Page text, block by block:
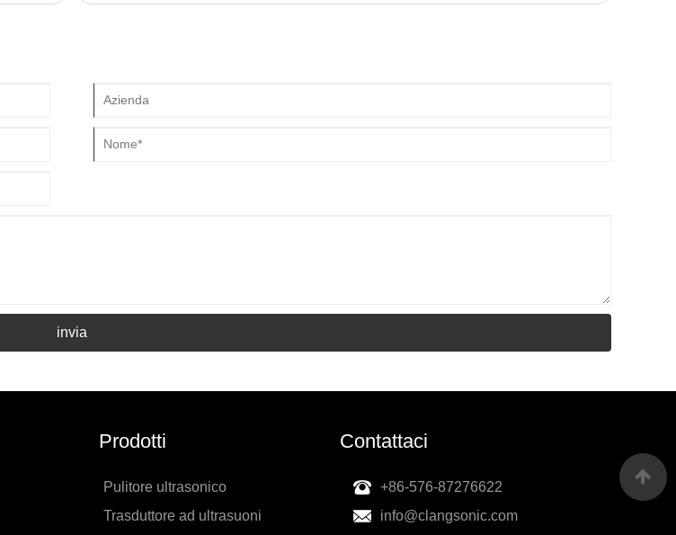
invia
Prodotti
Pulitore ultrasonico
Trasduttore ad ultrasuoni
Contattaci
+86-576-87276622
info@clangsonic.com